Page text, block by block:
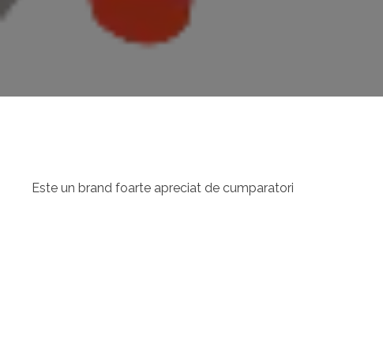
Este un brand foarte apreciat de cumparatori